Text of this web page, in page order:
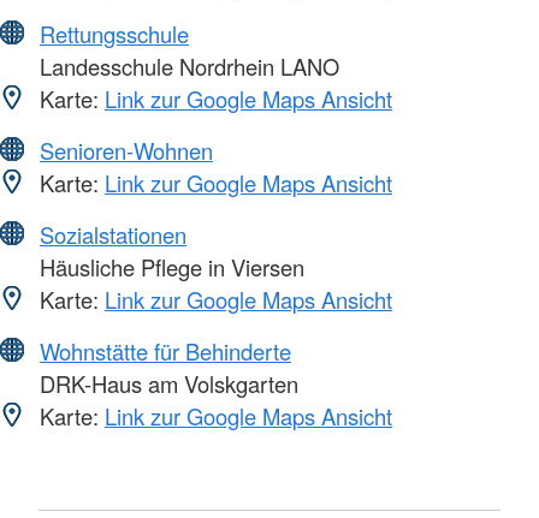
Rettungsschule
Landesschule Nordrhein LANO
Karte: Link zur Google Maps Ansicht
Senioren-Wohnen
Karte: Link zur Google Maps Ansicht
Sozialstationen
Häusliche Pflege in Viersen
Karte: Link zur Google Maps Ansicht
Wohnstätte für Behinderte
DRK-Haus am Volskgarten
Karte: Link zur Google Maps Ansicht